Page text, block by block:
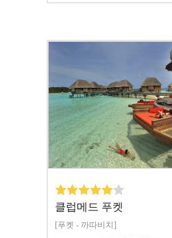
클럽메드 푸켓
[푸켓 - 까따비치]